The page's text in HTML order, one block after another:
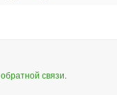
обратной связи.